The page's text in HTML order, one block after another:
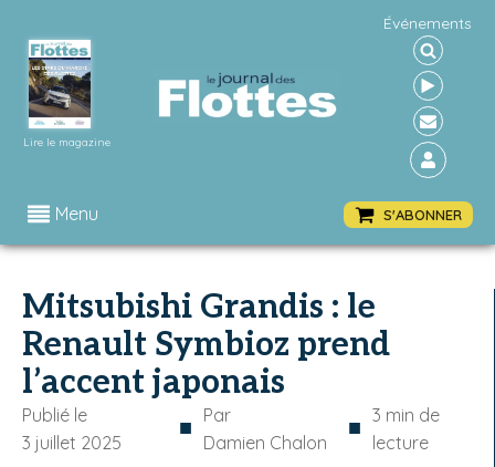
Lire le magazine
Événements
Menu S'ABONNER
Mitsubishi Grandis : le
Renault Symbioz prend
l’accent japonais
Publié le
3 juillet 2025
■ Par
Damien Chalon
■ 3 min de
lecture